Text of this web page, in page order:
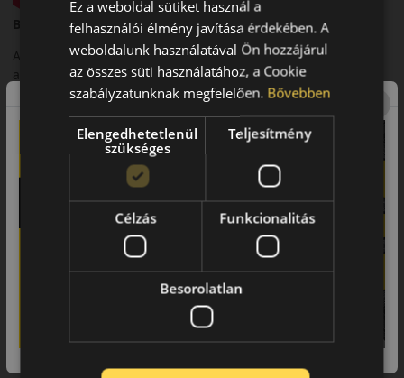
Bevezető
A Kumho Ecowing ES31 egy nyári személyautó-abroncs,
amelyet alacsony gördülési ellenállásra és takarékos
üzemeltetésre fejlesztettek.
Futófelület és tapadás
Optimalizált futófelületi mintázata megfelelő tapadást biztosít
városi és országúti környezetben.
Biztonsági jellemzők
Megbízható fékteljesítmény és stabil irányíthatóság.
Komfort és zajszint
Alacsony zajszint és kiegyensúlyozott menetkomfort.
Személyautókhoz, költségtudatos nyári közlekedéshez.
Ez a weboldal sütiket használ a
felhasználói élmény javítása érdekében. A
weboldalunk használatával Ön hozzájárul
az összes süti használatához, a Cookie
szabályzatunknak megfelelően. Bővebben
Elengedhetetlenül
szükséges
Teljesítmény
Célzás Funkcionalitás
Besorolatlan